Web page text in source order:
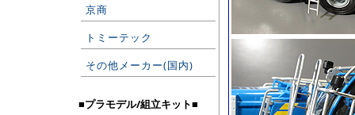
京商
トミーテック
その他メーカー(国内)
■プラモデル/組立キット■